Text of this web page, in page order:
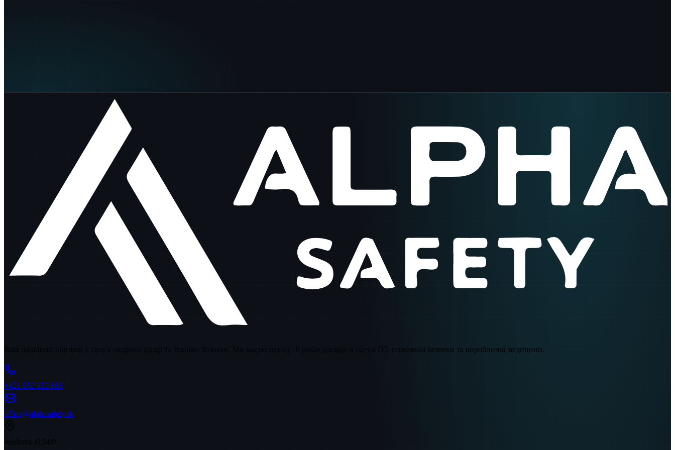
Ваш надійний партнер у галузі охорони праці та техніки безпеки. Ми маємо понад 10 років досвіду в галузі ОТ, пожежної безпеки та виробничої медицини.
+421 952 352 669
office@alphasafety.sk
Jeleňova 4154/9